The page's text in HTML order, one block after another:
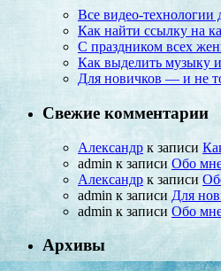
Все видео-
Как найти ссылку на
С праздником всех
Как выделить музыку
Для новичков — и не
Свежие комментарии
Александр к записи
admin к записиОбо
Александр к записи
admin к записи Для
admin к записи Обо
Архивы